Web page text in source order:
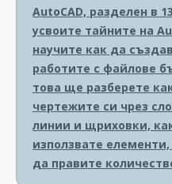
AutoCAD, разделен в
усвоите тайните на
научите как да
работите с файлове
това ще разберете
чертежите си чрез
линии и щриховки,
използвате
да правите